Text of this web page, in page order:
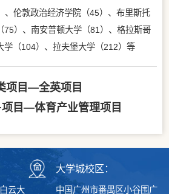
、伦敦政治经济学院（45）、布里斯托
75）、南安普顿大学（81）、格拉斯哥
学（104）、拉夫堡大学（212）等
项目—全英项目
项目—体育产业管理项目
云大
大学城校区：
中国广州市番禺区小谷围广